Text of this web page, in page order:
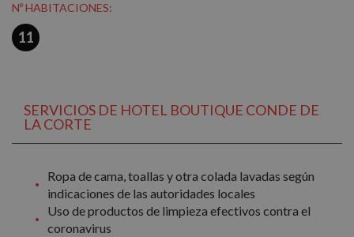
Nº HABITACIONES:
11
SERVICIOS DE HOTEL BOUTIQUE CONDE DE
LA CORTE
Ropa de cama, toallas y otra colada lavadas según
indicaciones de las autoridades locales
Uso de productos de limpieza efectivos contra el
coronavirus